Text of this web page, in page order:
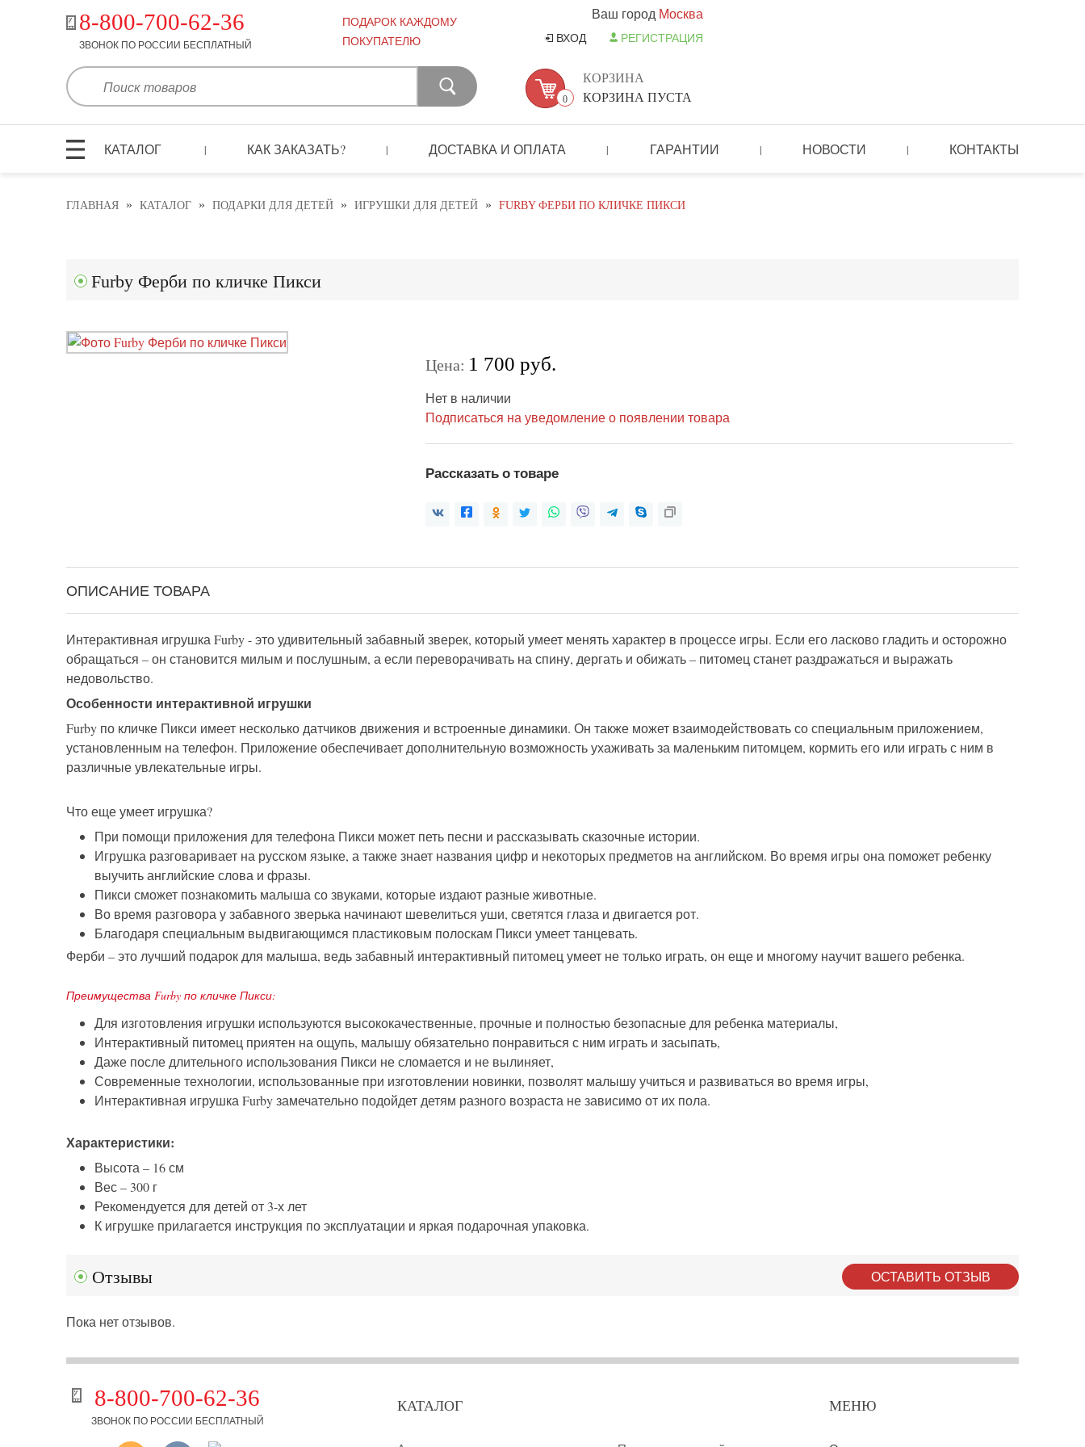
8-800-700-62-36
ЗВОНОК ПО РОССИИ БЕСПЛАТНЫЙ
ПОДАРОК КАЖДОМУ
ПОКУПАТЕЛЮ
Ваш город Москва
ВХОД РЕГИСТРАЦИЯ
0
КОРЗИНА
КОРЗИНА ПУСТА
КАТАЛОГ | КАК ЗАКАЗАТЬ? | ДОСТАВКА И ОПЛАТА | ГАРАНТИИ | НОВОСТИ | КОНТАКТЫ
ГЛАВНАЯ » КАТАЛОГ » ПОДАРКИ ДЛЯ ДЕТЕЙ » ИГРУШКИ ДЛЯ ДЕТЕЙ » FURBY ФЕРБИ ПО КЛИЧКЕ ПИКСИ
Furby Ферби по кличке Пикси
Цена: 1 700 руб.
Нет в наличии
Подписаться на уведомление о появлении товара
Рассказать о товаре
ОПИСАНИЕ ТОВАРА
Интерактивная игрушка Furby - это удивительный забавный зверек, который умеет менять характер в процессе игры. Если его ласково гладить и осторожно
обращаться – он становится милым и послушным, а если переворачивать на спину, дергать и обижать – питомец станет раздражаться и выражать
недовольство.
Особенности интерактивной игрушки
Furby по кличке Пикси имеет несколько датчиков движения и встроенные динамики. Он также может взаимодействовать со специальным приложением,
установленным на телефон. Приложение обеспечивает дополнительную возможность ухаживать за маленьким питомцем, кормить его или играть с ним в
различные увлекательные игры.
Что еще умеет игрушка?
При помощи приложения для телефона Пикси может петь песни и рассказывать сказочные истории.
Игрушка разговаривает на русском языке, а также знает названия цифр и некоторых предметов на английском. Во время игры она поможет ребенку
выучить английские слова и фразы.
Пикси сможет познакомить малыша со звуками, которые издают разные животные.
Во время разговора у забавного зверька начинают шевелиться уши, светятся глаза и двигается рот.
Благодаря специальным выдвигающимся пластиковым полоскам Пикси умеет танцевать.
Ферби – это лучший подарок для малыша, ведь забавный интерактивный питомец умеет не только играть, он еще и многому научит вашего ребенка.
Преимущества Furby по кличке Пикси:
Для изготовления игрушки используются высококачественные, прочные и полностью безопасные для ребенка материалы,
Интерактивный питомец приятен на ощупь, малышу обязательно понравиться с ним играть и засыпать,
Даже после длительного использования Пикси не сломается и не вылиняет,
Современные технологии, использованные при изготовлении новинки, позволят малышу учиться и развиваться во время игры,
Интерактивная игрушка Furby замечательно подойдет детям разного возраста не зависимо от их пола.
Характеристики:
Высота – 16 см
Вес – 300 г
Рекомендуется для детей от 3-х лет
К игрушке прилагается инструкция по эксплуатации и яркая подарочная упаковка.
Отзывы ОСТАВИТЬ ОТЗЫВ
Пока нет отзывов.
8-800-700-62-36
ЗВОНОК ПО РОССИИ БЕСПЛАТНЫЙ
КАТАЛОГ МЕНЮ